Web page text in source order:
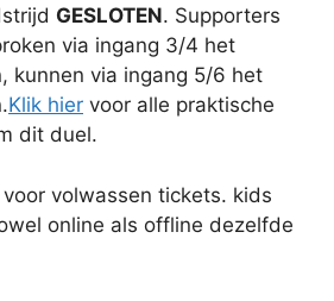
GESLOTEN. Supporters
via ingang 3/4 het
kunnen via ingang 5/6 het
Klik hier voor alle praktische
dit duel.
volwassen tickets. kids
online als offline dezelfde